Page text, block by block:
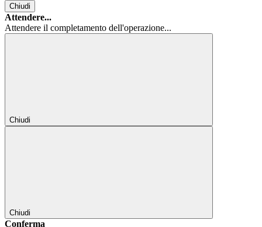
Chiudi
Attendere...
Attendere il completamento dell'operazione...
Chiudi
Chiudi
Conferma